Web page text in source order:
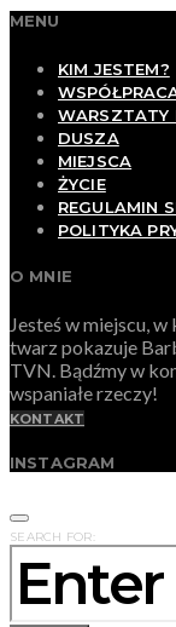
MENU
KIM JESTEM?
WARSZTATY
DUSZA
MIEJSCA
ŻYCIE
REGULAMIN
POLITYKA
O MNIE
Jesteś w miejscu,
twarz pokazuje
TVN. Bądźmy w
wspaniałe rzeczy!
KONTAKT
INSTAGRAM
SEARCH FOR: